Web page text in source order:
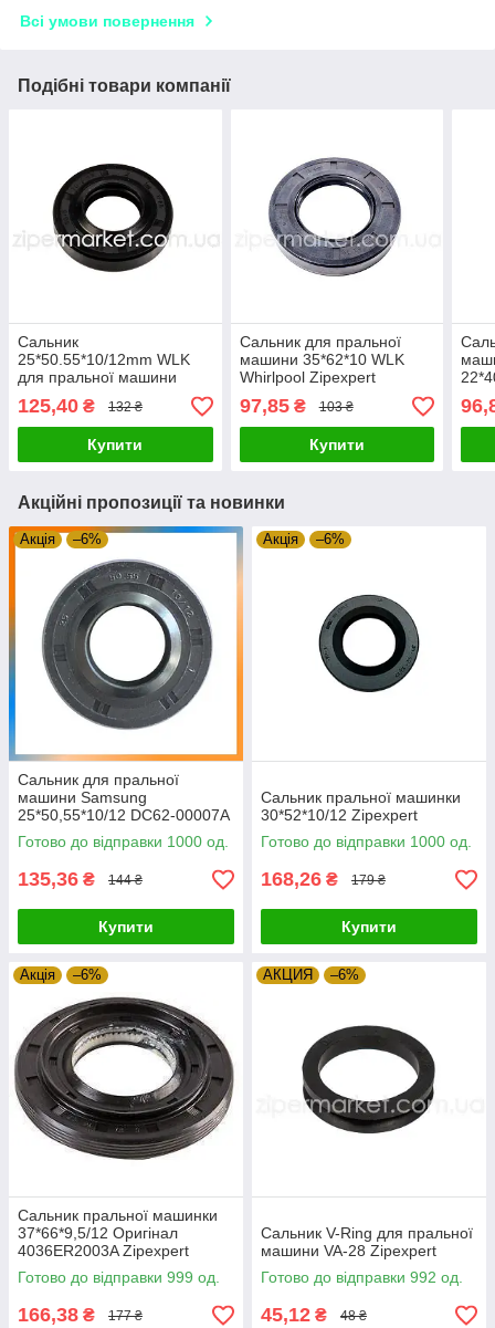
Всі умови повернення
Подібні товари компанії
Сальник
25*50.55*10/12mm WLK
для пральної машини
(без мастила) Zipexpert
125,40 ₴ 132 ₴
Купити
Сальник для пральної
машини 35*62*10 WLK
Whirlpool Zipexpert
97,85₴ 103 ₴
Купити
Акційні пропозиції та новинки
Акція –6%
Сальник для пральної
машини Samsung
25*50,55*10/12 DC62-00007A
Zipexpert
Готово до відправки 1000 од.
135,36 ₴ 144 ₴
Купити
Акція –6%
Сальник пральної машинки
30*52*10/12 Zipexpert
Готово до відправки 1000 од.
168,26 ₴ 179 ₴
Купити
Акція –6%
Сальник пральної машинки
37*66*9,5/12 Оригінал
4036ER2003A Zipexpert
Готово до відправки 999 од.
166,38 ₴ 177 ₴
АКЦИЯ –6%
Сальник V-Ring для пральної
машини VA-28 Zipexpert
Готово до відправки 992 од.
45,12 ₴ 48 ₴